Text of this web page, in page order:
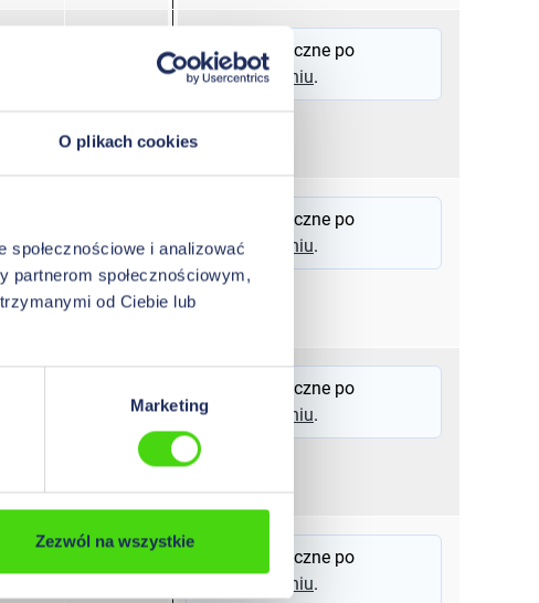
O plikach cookies
i analizować
społecznościowym,
od Ciebie lub
Marketing
Zezwól na wszystkie
Ceny widoczne po
zalogowaniu.
Ceny widoczne po
zalogowaniu.
Ceny widoczne po
zalogowaniu.
PVC
Ceny widoczne po
zalogowaniu.